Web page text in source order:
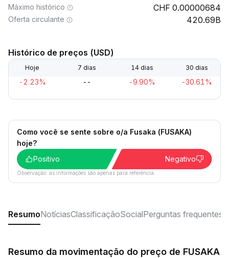
Máximo histórico 0.00000684
Oferta circulante 420.69B
Histórico de preços (USD)
Hoje 7 dias 14 dias 30 dias
-2.23% -- -9.90% -30.61%
Como você se sente sobre o/a Fusaka (FUSAKA)
hoje?
Positivo
Negativo
Observação: as informações são apenas para referência.
ResumoNotíciasClassificaçãoSocialPerguntas frequentes
Resumo da movimentação do preço de FUSAKA